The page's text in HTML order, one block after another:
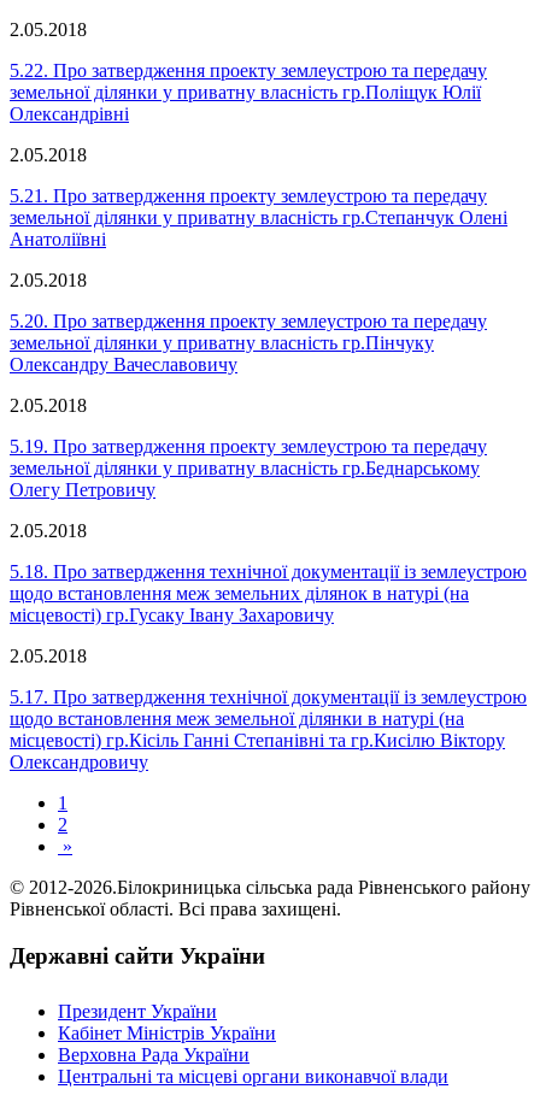
2.05.2018
5.22. Про затвердження проекту землеустрою та передачу
земельної ділянки у приватну власність гр.Поліщук Юлії
Олександрівні
2.05.2018
5.21. Про затвердження проекту землеустрою та передачу
земельної ділянки у приватну власність гр.Степанчук Олені
Анатоліївні
2.05.2018
5.20. Про затвердження проекту землеустрою та передачу
земельної ділянки у приватну власність гр.Пінчуку
Олександру Вачеславовичу
2.05.2018
5.19. Про затвердження проекту землеустрою та передачу
земельної ділянки у приватну власність гр.Беднарському
Олегу Петровичу
2.05.2018
5.18. Про затвердження технічної документації із землеустрою
щодо встановлення меж земельних ділянок в натурі (на
місцевості) гр.Гусаку Івану Захаровичу
2.05.2018
5.17. Про затвердження технічної документації із землеустрою
щодо встановлення меж земельної ділянки в натурі (на
місцевості) гр.Кісіль Ганні Степанівні та гр.Кисілю Віктору
Олександровичу
1
2
»
© 2012-2026.Білокриницька сільська рада Рівненського району
Рівненської області. Всі права захищені.
Державні сайти України
Президент України
Кабінет Міністрів України
Верховна Рада України
Центральні та місцеві органи виконавчої влади